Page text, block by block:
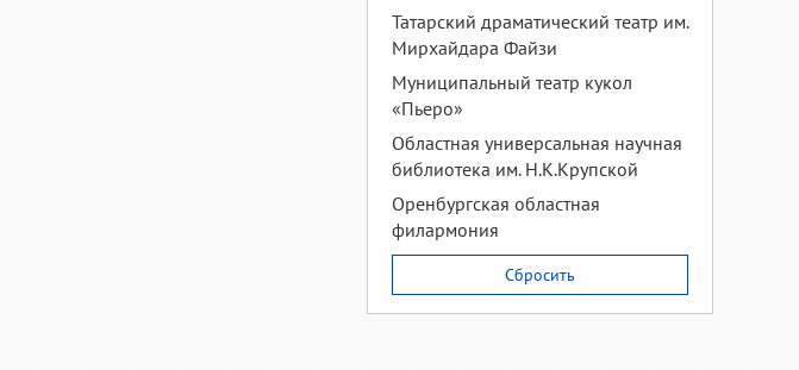
Татарский драматический театр им.
Мирхайдара Файзи
Муниципальный театр кукол
«Пьеро»
Областная универсальная научная
библиотека им. Н.К.Крупской
Оренбургская областная
филармония
Сбросить